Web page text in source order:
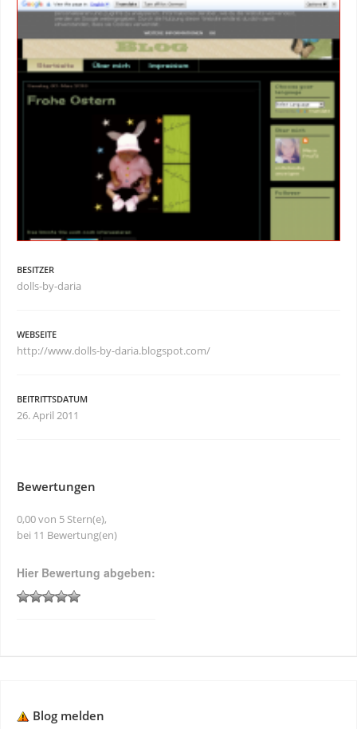
BESITZER
dolls-by-daria
WEBSEITE
http://www.dolls-by-daria.blogspot.com/
BEITRITTSDATUM
26. April 2011
Bewertungen
0,00 von 5 Stern(e),
bei 11 Bewertung(en)
Hier Bewertung abgeben:
Blog melden